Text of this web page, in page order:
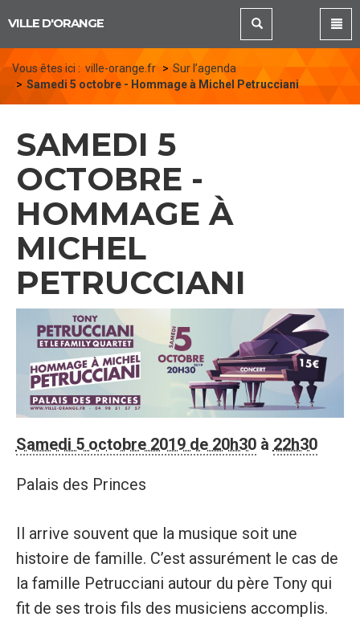
VILLE D'ORANGE
Vous êtes ici : ville-orange.fr
Sur l’agenda
Samedi 5 octobre - Hommage à Michel Petrucciani
SAMEDI 5
OCTOBRE -
HOMMAGE À
MICHEL
PETRUCCIANI
Samedi 5 octobre 2019 de 20h30à 22h30
Palais des Princes
Il arrive souvent que la musique soit une
histoire de famille. C’est assurément le cas de
la famille Petrucciani autour du père Tony qui
fit de ses trois fils des musiciens accomplis.